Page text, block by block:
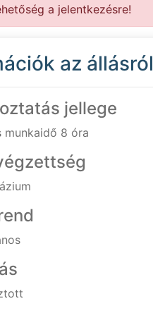
a jelentkezésre!
az állásról
jellege
munkaidő 8 óra